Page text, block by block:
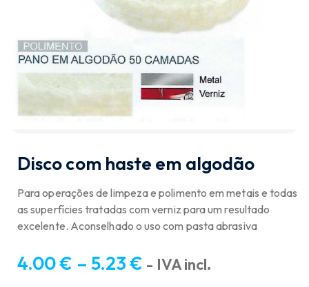
Disco com haste em algodão
Para operações de limpeza e polimento em metais e todas
as superfícies tratadas com verniz para um resultado
excelente. Aconselhado o uso com pasta abrasiva
4.00€ – 5.23€ - IVA incl.